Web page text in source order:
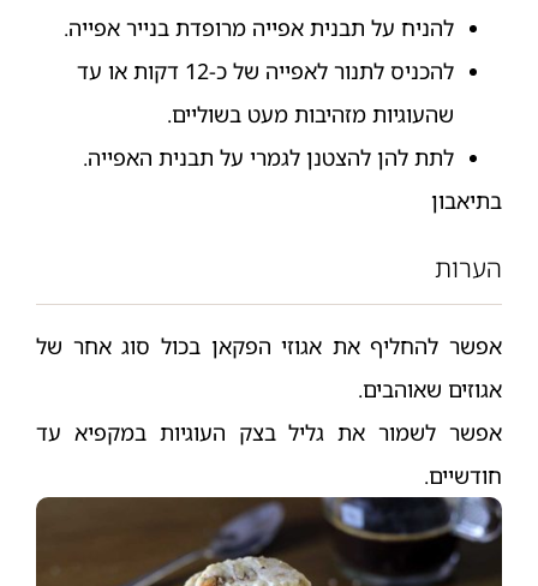
להניח על תבנית אפייה מרופדת בנייר אפייה.
להכניס לתנור לאפייה של כ-12 דקות או עד
שהעוגיות מזהיבות מעט בשוליים.
לתת להן להצטנן לגמרי על תבנית האפייה.
בתיאבון
הערות
אפשר להחליף את אגוזי הפקאן בכול סוג אחר של
אגוזים שאוהבים.
אפשר לשמור את גליל בצק העוגיות במקפיא עד
חודשיים.